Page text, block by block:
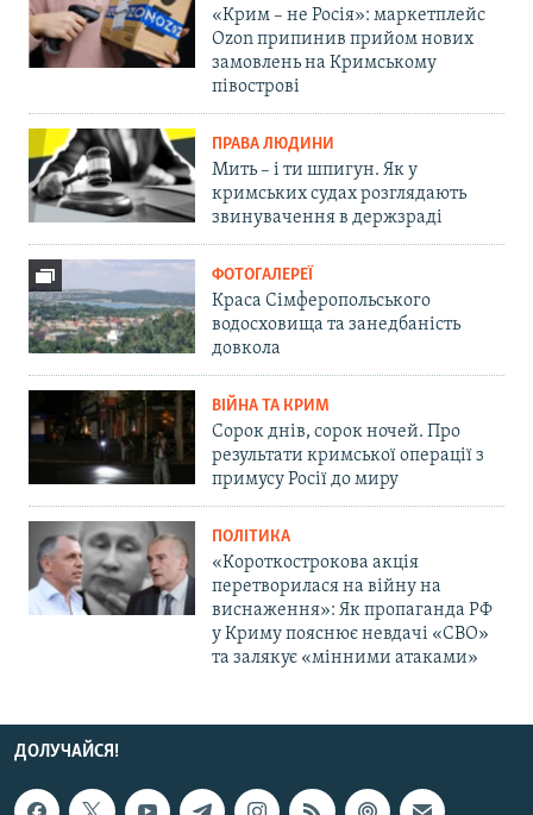
«Крим – не Росія»: маркетплейс
Ozon припинив прийом нових
замовлень на Кримському
півострові
ПРАВА ЛЮДИНИ
Мить – і ти шпигун. Як у
кримських судах розглядають
звинувачення в держзраді
ФОТОГАЛЕРЕЇ
Краса Сімферопольського
водосховища та занедбаність
довкола
ВІЙНА ТА КРИМ
Сорок днів, сорок ночей. Про
результати кримської операції з
примусу Росії до миру
ПОЛІТИКА
«Короткострокова акція
перетворилася на війну на
виснаження»: Як пропаганда РФ
у Криму пояснює невдачі «СВО»
та залякує «мінними атаками»
ДОЛУЧАЙСЯ!